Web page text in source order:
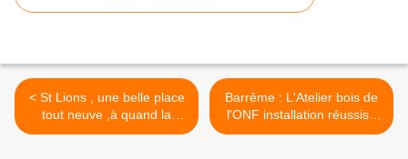
< St Lions , une belle place
tout neuve ,à quand la
reprise de la fête ?
Barrême : L'Atelier bois de
l'ONF installation réussis ,
les premiers abribus sont